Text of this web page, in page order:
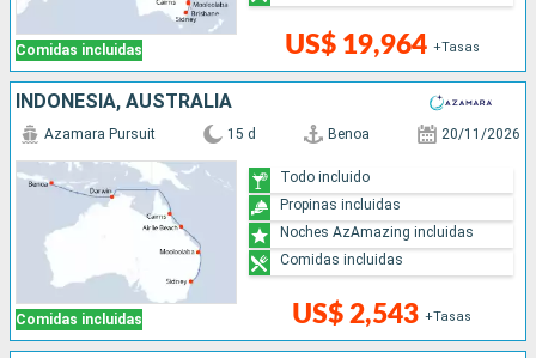
Comidas incluidas US$ 19,964 +Tasas
INDONESIA, AUSTRALIA
Comidas incluidas
Azamara Pursuit 15 d Benoa 20/11/2026
US$ 2,543 +Tasas
Todo incluido
Propinas incluidas
Noches AzAmazing incluidas
Comidas incluidas